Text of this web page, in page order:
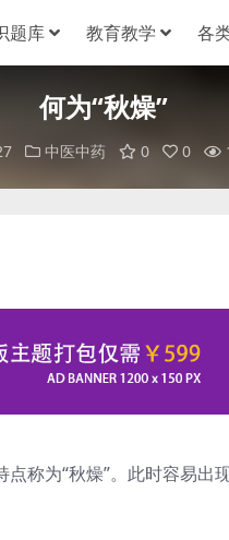
题库 教育教学 各
何为“秋燥”
中医中药 0 0
称为“秋燥”。此时容易出